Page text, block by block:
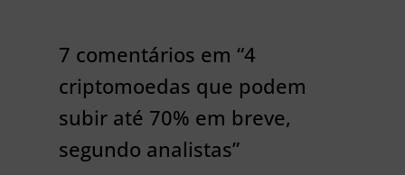
7 comentários em “4
criptomoedas que podem
subir até 70% em breve,
segundo analistas”